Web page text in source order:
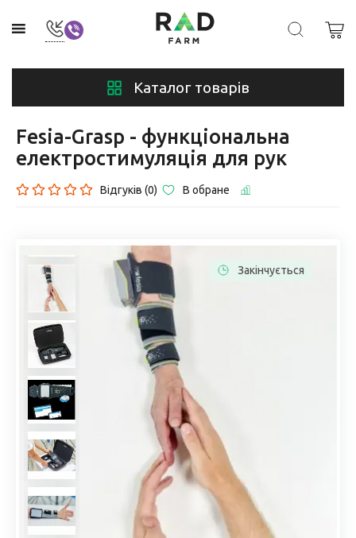
Каталог товарів
Fesia-Grasp - функціональна
електростимуляція для рук
Відгуків (0) В обране
Закінчується